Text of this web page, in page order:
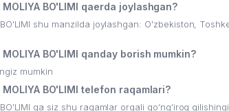
MOLIYA BO'LIMI qaerda joylashgan?
BO'LIMI shu manzilda joylashgan: O'zbekiston,
MOLIYA BO'LIMI qanday borish mumkin?
mumkin
MOLIYA BO'LIMI telefon raqamlari?
BO'LIMI ga siz shu raqamlar orqali qo’ng’iroq